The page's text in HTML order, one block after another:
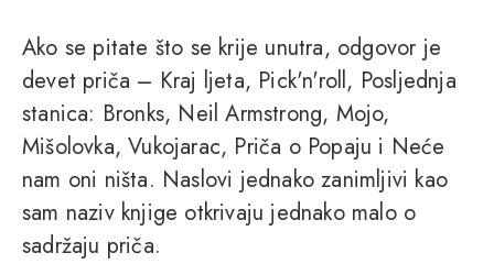
Ako se pitate što se krije unutra, odgovor je
devet priča – Kraj ljeta, Pick'n'roll, Posljednja
stanica: Bronks, Neil Armstrong, Mojo,
Mišolovka, Vukojarac, Priča o Popaju i Neće
nam oni ništa. Naslovi jednako zanimljivi kao
sam naziv knjige otkrivaju jednako malo o
sadržaju priča.